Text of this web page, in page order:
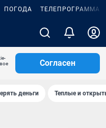
ПОГОДА ТЕЛЕПРОГРАММА
Согласен
деньги Теплые и